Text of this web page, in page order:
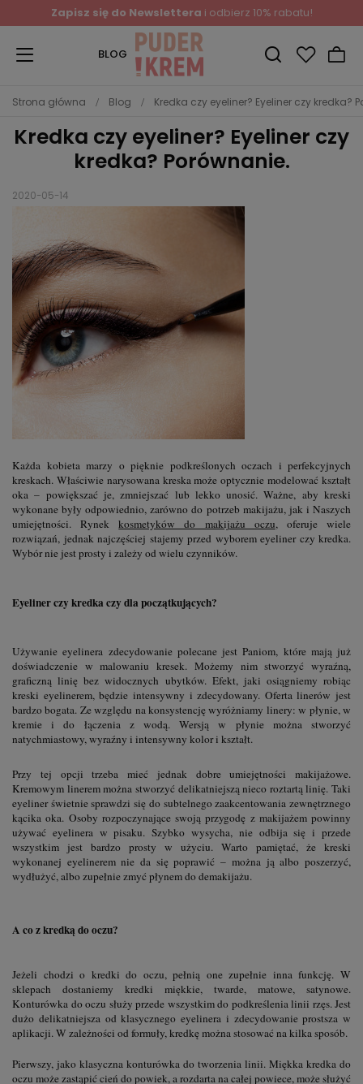
Zapisz się do Newslettera i odbierz 10% rabatu!
BLOG
Strona główna Blog Kredka czy eyeliner? Eyeliner czy kredka?
Kredka czy eyeliner? Eyeliner czy
kredka? Porównanie.
2020-05-14
Każda kobieta marzy o pięknie podkreślonych oczach i perfekcyjnych
kreskach. Właściwie narysowana kreska może optycznie modelować kształt
oka – powiększać je, zmniejszać lub lekko unosić. Ważne, aby kreski
wykonane były odpowiednio, zarówno do potrzeb makijażu, jak i Naszych
umiejętności. Rynekkosmetyków do makijażu oczu, oferuje wiele
rozwiązań, jednak najczęściej stajemy przed wyborem eyeliner czy kredka.
Wybór nie jest prosty i zależy od wielu czynników.
Eyeliner czy kredka czy dla początkujących?
Używanie eyelinera zdecydowanie polecane jest Paniom, które mają już
doświadczenie w malowaniu kresek. Możemy nim stworzyć wyraźną,
graficzną linię bez widocznych ubytków. Efekt, jaki osiągniemy robiąc
kreski eyelinerem, będzie intensywny i zdecydowany. Oferta linerów jest
bardzo bogata. Ze względu na konsystencję wyróżniamy linery: w płynie, w
kremie i do łączenia z wodą. Wersją w płynie można stworzyć
natychmiastowy, wyraźny i intensywny kolor i kształt.
Przy tej opcji trzeba mieć jednak dobre umiejętności makijażowe.
Kremowym linerem można stworzyć delikatniejszą nieco roztartą linię. Taki
eyeliner świetnie sprawdzi się do subtelnego zaakcentowania zewnętrznego
kącika oka. Osoby rozpoczynające swoją przygodę z makijażem powinny
używać eyelinera w pisaku. Szybko wysycha, nie odbija się i przede
wszystkim jest bardzo prosty w użyciu. Warto pamiętać, że kreski
wykonanej eyelinerem nie da się poprawić – można ją albo poszerzyć,
wydłużyć, albo zupełnie zmyć płynem do demakijażu.
A co z kredką do oczu?
Jeżeli chodzi o kredki do oczu, pełnią one zupełnie inna funkcję. W
sklepach dostaniemy kredki miękkie, twarde, matowe, satynowe.
Konturówka do oczu służy przede wszystkim do podkreślenia linii rzęs. Jest
dużo delikatniejsza od klasycznego eyelinera i zdecydowanie prostsza w
aplikacji. W zależności od formuły, kredkę można stosować na kilka sposób.
Pierwszy, jako klasyczna konturówka do tworzenia linii. Miękka kredka do
oczu może zastąpić cień do powiek, a rozdarta na całej powiece, może służyć